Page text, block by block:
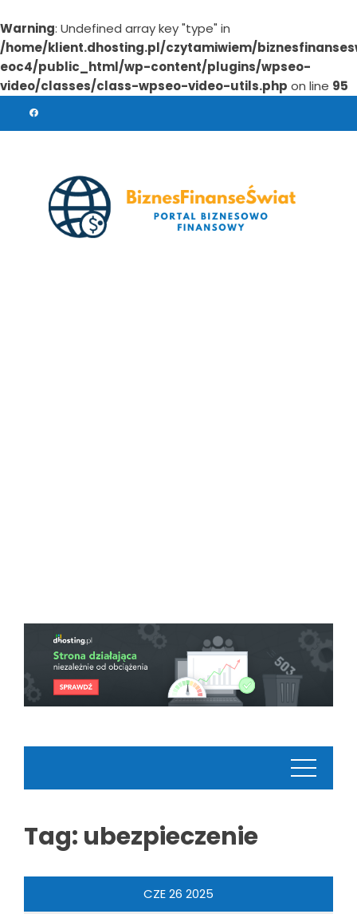
Warning: Undefined array key "type" in
/home/klient.dhosting.pl/czytamiwiem/
eoc4/public_html/wp-content/plugins/wpseo-
video/classes/class-wpseo-video-utils.php on line 95
Tag: ubezpieczenie
CZE26 2025